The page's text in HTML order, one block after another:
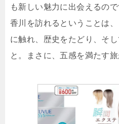
も新しい魅力に出会えるので
香川を訪れるということは
に触れ、歴史をたどり、そ
と。まさに、五感を満たす旅